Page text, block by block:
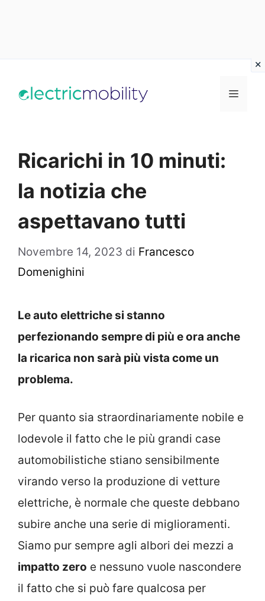
Menu
Ricarichi in 10 minuti:
la notizia che
aspettavano tutti
Novembre 14, 2023 di Francesco
Domenighini
Le auto elettriche si stanno
perfezionando sempre di più e ora anche
la ricarica non sarà più vista come un
problema.
Per quanto sia straordinariamente nobile e
lodevole il fatto che le più grandi case
automobilistiche stiano sensibilmente
virando verso la produzione di vetture
elettriche, è normale che queste debbano
subire anche una serie di miglioramenti.
Siamo pur sempre agli albori dei mezzi a
impatto zero e nessuno vuole nascondere
il fatto che si può fare qualcosa per